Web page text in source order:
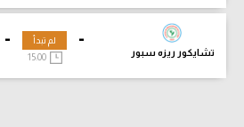
-
تشايكور ريزه سبور
- لم تبدأ
15:00